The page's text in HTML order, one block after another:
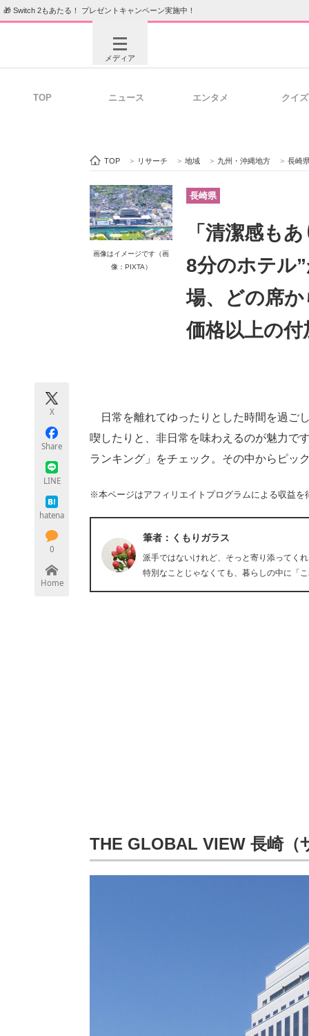
🎁 Switch 2もあたる！ プレゼントキャンペーン実施中！
メディア
ビジネスと働き方のヒント
ITエンジニア向け専門サイト 企業向けIT
モノづくり技術者専門サイト エレクトロ
TOP ニュース エンタメ クイズ
TOP > リサーチ > 地域 > 九州・沖縄地方 > 長崎
画像はイメージです（画
像：PIXTA）
長崎県
「清潔感も
8分のホテル
場、どの席
価格以上の付
X
Share
LINE
hatena
0
Home
日常を離れてゆったりとした時間を過ご
喫したりと、非日常を味わえるのが魅力で
ランキング」をチェック。その中からピッ
※本ページはアフィリエイトプログラムによる収益を
筆者：くもりガラス
派手ではないけれど、そっと寄り添ってく
特別なことじゃなくても、暮らしの中に「
THE GLOBAL VIEW 長崎（